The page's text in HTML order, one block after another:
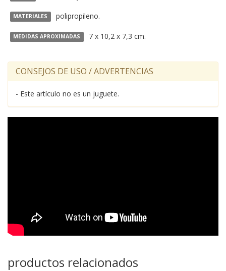
MATERIALES polipropileno.
MEDIDAS APROXIMADAS 7 x 10,2 x 7,3 cm.
CONSEJOS DE USO / ADVERTENCIAS
- Este artículo no es un juguete.
productos relacionados